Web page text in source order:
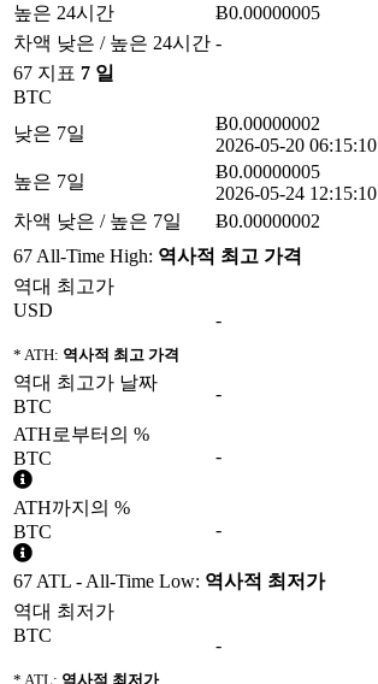
높은 24시간
Ƀ0.00000005
차액 낮은 / 높은 24시간 -
67 지표 7 일
BTC
낮은 7일
Ƀ0.00000002
2026-05-20 06:15:10
높은 7일
Ƀ0.00000005
2026-05-24 12:15:10
차액 낮은 / 높은 7일
Ƀ0.00000002
67 All-Time High: 역사적 최고 가격
역대 최고가
USD
* ATH: 역사적 최고 가격
-
역대 최고가 날짜
BTC
-
ATH로부터의 %
BTC
-
ATH까지의 %
BTC
-
67 ATL - All-Time Low: 역사적 최저가
역대 최저가
BTC
* ATL: 역사적 최저가
-